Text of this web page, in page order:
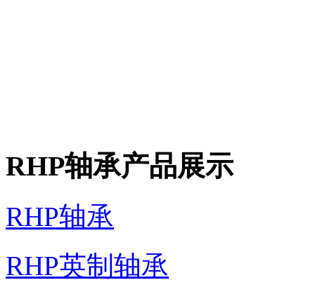
RHP轴承产品展示
RHP轴承
RHP英制轴承